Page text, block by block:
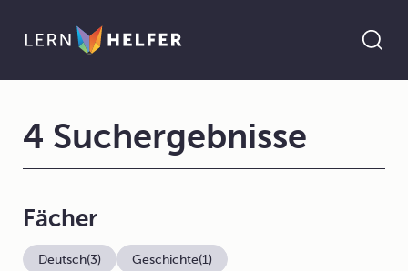
4 Suchergebnisse
Fächer
Deutsch(3) Geschichte(1)